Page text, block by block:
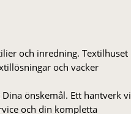
och inredning. Textilhuset
och vacker
önskemål. Ett hantverk vi
och din kompletta